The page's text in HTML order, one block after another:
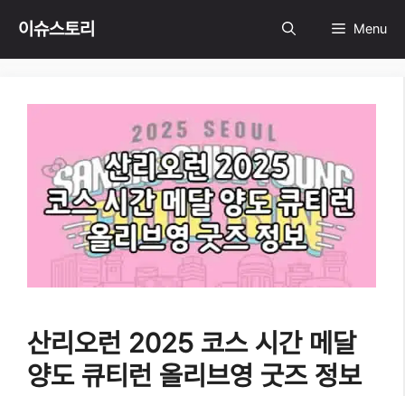
Skip이슈스토리 Menu
산리오런 2025 코스 시간 메달
양도 큐티런 올리브영 굿즈 정보